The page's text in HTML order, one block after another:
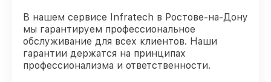
В нашем сервисе Infratech в Ростове-на-Дону
мы гарантируем профессиональное
обслуживание для всех клиентов. Наши
гарантии держатся на принципах
профессионализма и ответственности.